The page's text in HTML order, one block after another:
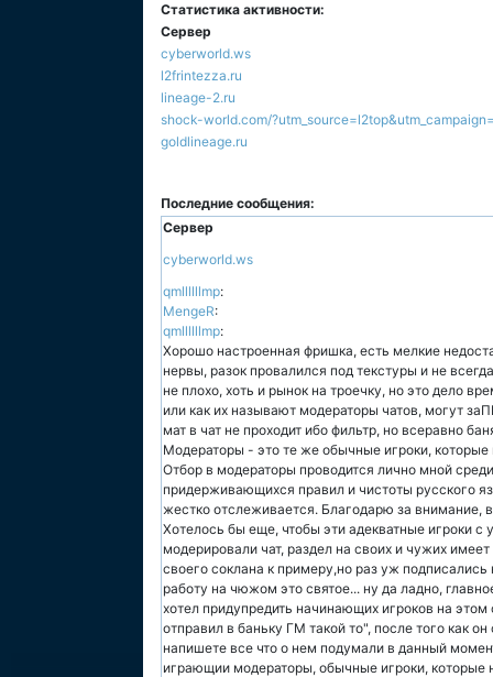
Статистика активности:
Сервер
cyberworld.ws
l2frintezza.ru
lineage-2.ru
shock-world.com/
goldlineage.ru
Последние сообщения:
Сервер
cyberworld.ws
qmllllllmp:
MengeR:
qmllllllmp:
Хорошо настроенная фришка, есть мелкие
нервы, разок провалился под текстуры и не
не плохо, хоть и рынок на троечку, но это дело
или как их называют модераторы чатов, могут
мат в чат не проходит ибо фильтр, но всеравно
Модераторы - это те же обычные игроки,
Отбор в модераторы проводится лично мной
придерживающихся правил и чистоты русского
жестко отслеживается. Благодарю за внимание,
Хотелось бы еще, чтобы эти адекватные игроки с
модерировали чат, раздел на своих и чужих
своего соклана к примеру,но раз уж подписались
работу на чюжом это святое... ну да ладно,
хотел придупредить начинающих игроков на
отправил в баньку ГМ такой то", после того как
напишете все что о нем подумали в данный
играющии модераторы, обычные игроки, которые